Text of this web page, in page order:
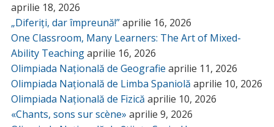
aprilie 18, 2026
„Diferiți, dar împreună!”aprilie 16, 2026
One Classroom, Many Learners: The Art of Mixed-
Ability Teachingaprilie 16, 2026
Olimpiada Națională de Geografie aprilie 11, 2026
Olimpiada Națională de Limba Spaniolă aprilie 10, 2026
Olimpiada Națională de Fizică aprilie 10, 2026
«Chants, sons sur scène» aprilie 9, 2026